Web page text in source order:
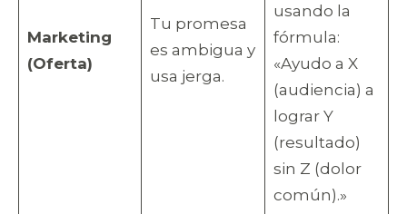
Marketing
(Oferta)
Tu promesa
es ambigua y
usa jerga.
usando la
fórmula:
«Ayudo a X
(audiencia) a
lograr Y
(resultado)
sin Z (dolor
común).»